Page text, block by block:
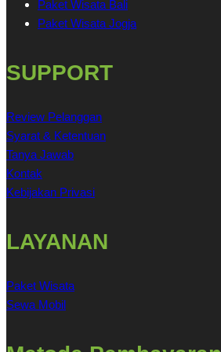
Paket Wisata Bali
Paket Wisata Jogja
SUPPORT
Review Pelanggan
Syarat & Ketentuan
Tanya Jawab
Kontak
Kebijakan Privasi
LAYANAN
Paket Wisata
Sewa Mobil